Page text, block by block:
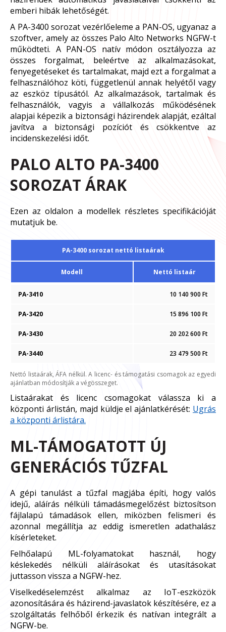
emberi hibák lehetőségét.
A PA-3400 sorozat vezérlőeleme a PAN-OS, ugyanaz a
szoftver, amely az összes Palo Alto Networks NGFW-t
működteti. A PAN-OS natív módon osztályozza az
összes forgalmat, beleértve az alkalmazásokat,
fenyegetéseket és tartalmakat, majd ezt a forgalmat a
felhasználóhoz köti, függetlenül annak helyétől vagy
az eszköz típusától. Az alkalmazások, tartalmak és
felhasználók, vagyis a vállalkozás működésének
alapjai képezik a biztonsági házirendek alapját, ezáltal
javítva a biztonsági pozíciót és csökkentve az
incidenskezelési időt.
PALO ALTO PA-3400
SOROZAT ÁRAK
Ezen az oldalon a modellek részletes specifikációját
mutatjuk be.
PA-3400 sorozat nettó listaárak
Modell Nettó listaár
PA-3410 10 140 900 Ft
PA-3420 15 896 100 Ft
PA-3430 20 202 600 Ft
PA-3440 23 479 500 Ft
Nettó listaárak, ÁFA nélkül. A licenc- és támogatási csomagok az egyedi
ajánlatban módosítják a végösszeget.
Listaárakat és licenc csomagokat válassza ki a
központi árlistán, majd küldje el ajánlatkérését: Ugrás
a központi árlistára.
ML-TÁMOGATOTT ÚJ
GENERÁCIÓS TŰZFAL
A gépi tanulást a tűzfal magjába építi, hogy valós
idejű, aláírás nélküli támadásmegelőzést biztosítson
fájlalapú támadások ellen, miközben felismeri és
azonnal megállítja az eddig ismeretlen adathalász
kísérleteket.
Felhőalapú ML-folyamatokat használ, hogy
késlekedés nélküli aláírásokat és utasításokat
juttasson vissza a NGFW-hez.
Viselkedéselemzést alkalmaz az IoT-eszközök
azonosítására és házirend-javaslatok készítésére, ez a
szolgáltatás felhőből érkezik és natívan integrált a
NGFW-be.